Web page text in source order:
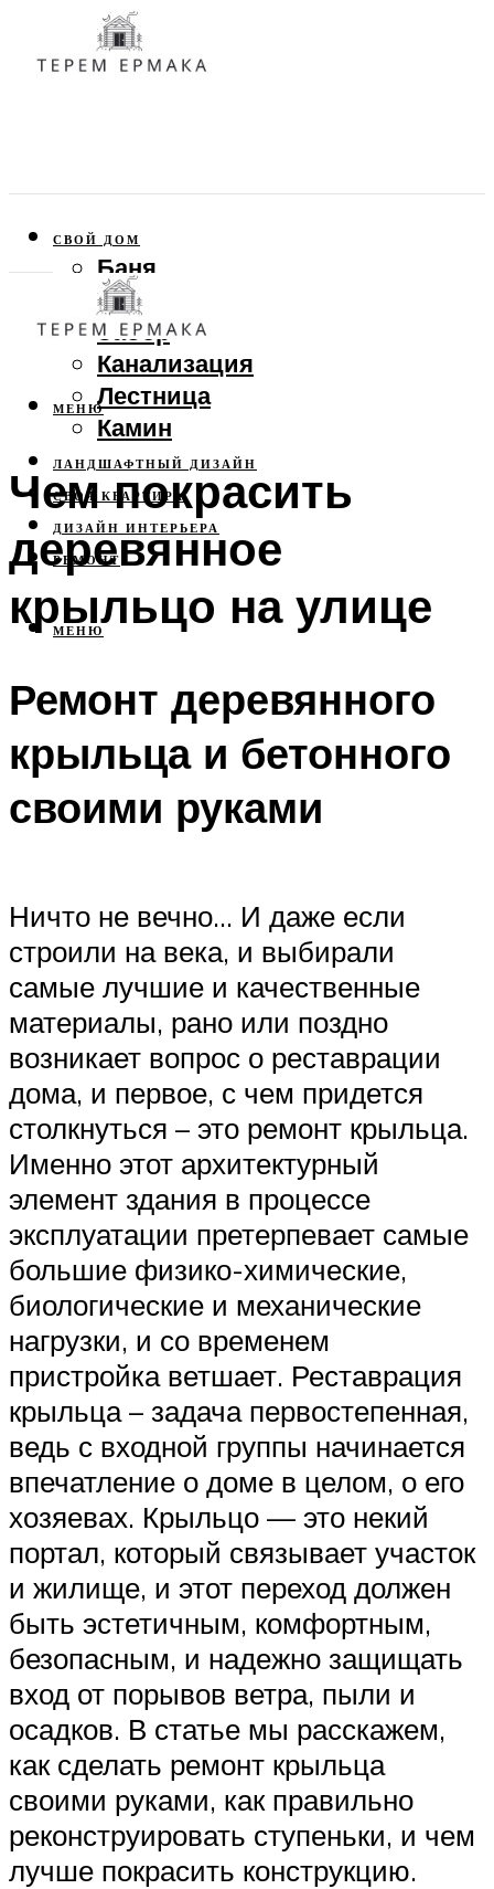
СВОЙ ДОМ
Баня
Веранда
Забор
Канализация
Лестница
Камин
ЛАНДШАФТНЫЙ ДИЗАЙН
СВОЯ КВАРТИРА
ДИЗАЙН ИНТЕРЬЕРА
РЕМОНТ
МЕНЮ
МЕНЮ
Чем покрасить
деревянное
крыльцо на улице
Ремонт деревянного
крыльца и бетонного
своими руками
Ничто не вечно… И даже если
строили на века, и выбирали
самые лучшие и качественные
материалы, рано или поздно
возникает вопрос о реставрации
дома, и первое, с чем придется
столкнуться – это ремонт крыльца.
Именно этот архитектурный
элемент здания в процессе
эксплуатации претерпевает самые
большие физико-химические,
биологические и механические
нагрузки, и со временем
пристройка ветшает. Реставрация
крыльца – задача первостепенная,
ведь с входной группы начинается
впечатление о доме в целом, о его
хозяевах. Крыльцо — это некий
портал, который связывает участок
и жилище, и этот переход должен
быть эстетичным, комфортным,
безопасным, и надежно защищать
вход от порывов ветра, пыли и
осадков. В статье мы расскажем,
как сделать ремонт крыльца
своими руками, как правильно
реконструировать ступеньки, и чем
лучше покрасить конструкцию.